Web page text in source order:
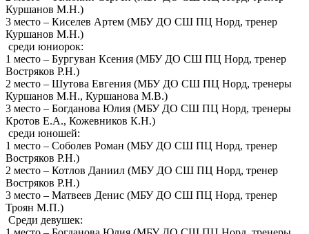
Куршанов М.Н.)
3 место – Киселев Артем (МБУ ДО СШ ПЦ Норд, тренер
Куршанов М.Н.)
среди юниорок:
1 место – Бургуван Ксения (МБУ ДО СШ ПЦ Норд, тренер
Востряков Р.Н.)
2 место – Шутова Евгения (МБУ ДО СШ ПЦ Норд, тренеры
Куршанов М.Н., Куршанова М.В.)
3 место – Богданова Юлия (МБУ ДО СШ ПЦ Норд, тренеры
Кротов Е.А., Кожевников К.Н.)
среди юношей:
1 место – Соболев Роман (МБУ ДО СШ ПЦ Норд, тренер
Востряков Р.Н.)
2 место – Котлов Даниил (МБУ ДО СШ ПЦ Норд, тренер
Востряков Р.Н.)
3 место – Матвеев Денис (МБУ ДО СШ ПЦ Норд, тренер
Троян М.П.)
Среди девушек: